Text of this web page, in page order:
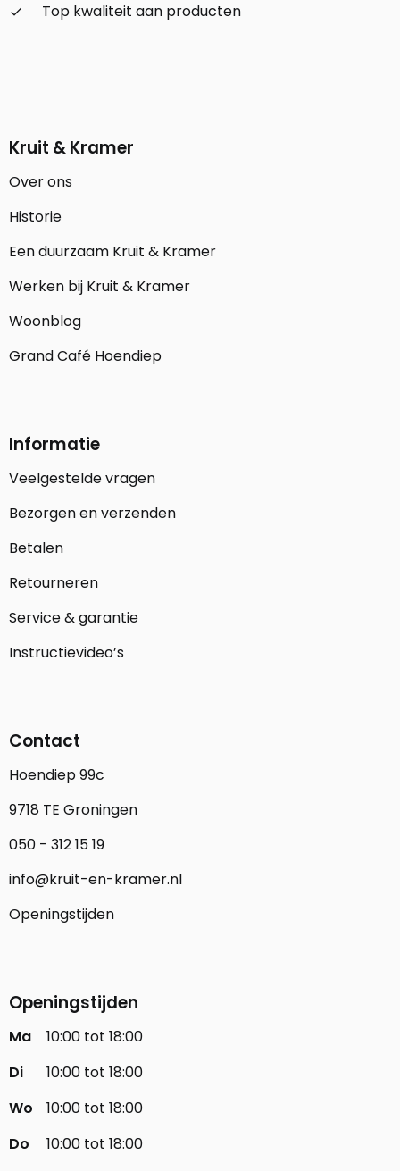
check_small
Top kwaliteit aan producten
Kruit & Kramer
Over ons
Historie
Een duurzaam Kruit & Kramer
Werken bij Kruit & Kramer
Woonblog
Grand Café Hoendiep
Informatie
Veelgestelde vragen
Bezorgen en verzenden
Betalen
Retourneren
Service & garantie
Instructievideo’s
Contact
Hoendiep 99c
9718 TE Groningen
050 - 312 15 19
info@kruit-en-kramer.nl
Openingstijden
Openingstijden
Ma
10:00 tot 18:00
Di
10:00 tot 18:00
Wo
10:00 tot 18:00
Do
10:00 tot 18:00